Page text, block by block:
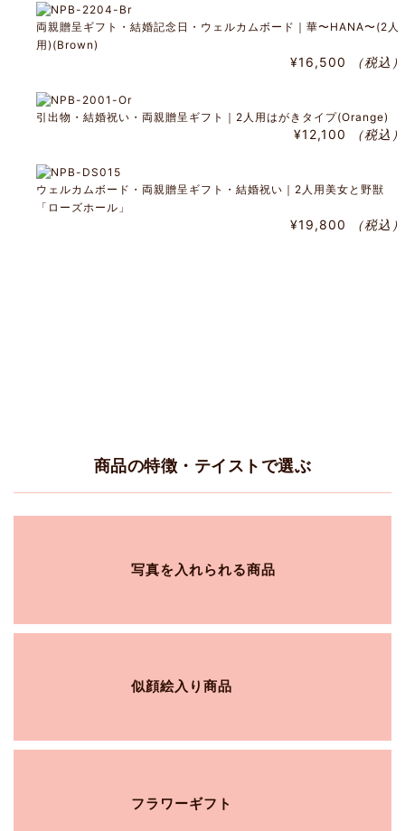
両親贈呈ギフト・結婚記念日・ウェルカムボード｜華〜HANA〜(2人
用)(Brown)
¥16,500 （税込）
引出物・結婚祝い・両親贈呈ギフト｜2人用はがきタイプ(Orange)
¥12,100 （税込）
ウェルカムボード・両親贈呈ギフト・結婚祝い｜2人用美女と野獣
「ローズホール」
¥19,800 （税込）
商品の特徴・テイストで選ぶ
写真を入れられる商品
似顔絵入り商品
フラワーギフト